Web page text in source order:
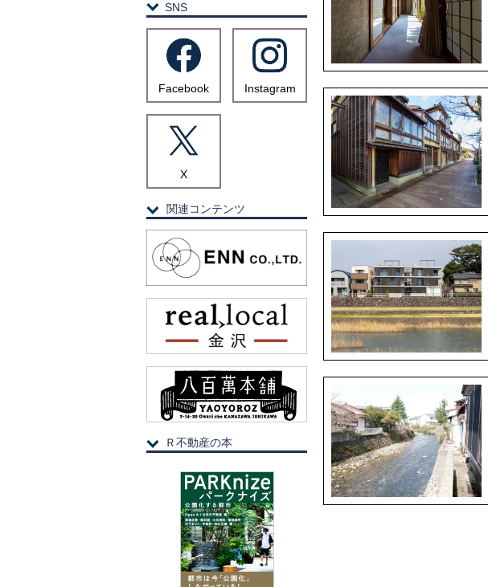
SNS
Facebook Instagram
X
関連コンテンツ
Ｒ不動産の本